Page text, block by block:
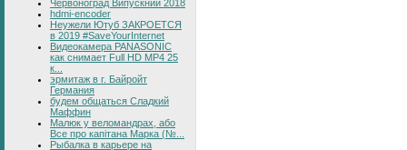
Червоноград Випускний 2018
hdmi-encoder
Неужели Ютуб ЗАКРОЕТСЯ
в 2019 #SaveYourInternet
Видеокамера PANASONIC
как снимает Full HD MP4 25
к...
эрмитаж в г. Байройт
Германия
будем общаться Сладкий
Маффин
Малюк у веломандрах, або
Все про капітана Марка (№...
Рыбалка в карьере на